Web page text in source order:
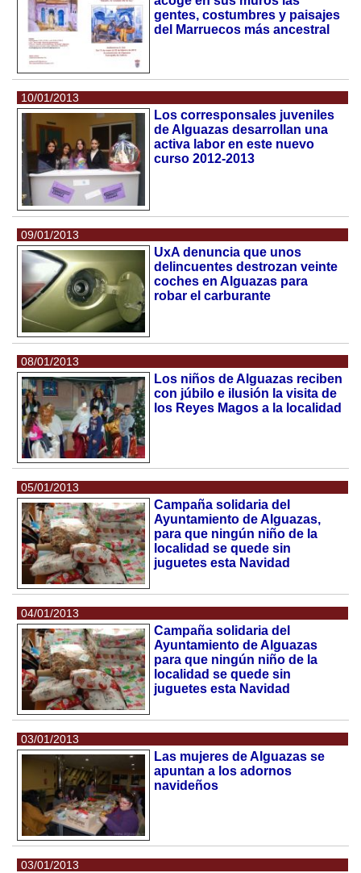
gentes, costumbres y paisajes
del Marruecos más ancestral
10/01/2013
Los corresponsales juveniles
de Alguazas desarrollan una
activa labor en este nuevo
curso 2012-2013
09/01/2013
UxA denuncia que unos
delincuentes destrozan veinte
coches en Alguazas para
robar el carburante
08/01/2013
Los niños de Alguazas reciben
con júbilo e ilusión la visita de
los Reyes Magos a la localidad
05/01/2013
Campaña solidaria del
Ayuntamiento de Alguazas,
para que ningún niño de la
localidad se quede sin
juguetes esta Navidad
04/01/2013
Campaña solidaria del
Ayuntamiento de Alguazas
para que ningún niño de la
localidad se quede sin
juguetes esta Navidad
03/01/2013
Las mujeres de Alguazas se
apuntan a los adornos
navideños
03/01/2013